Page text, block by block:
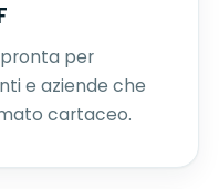
per
e aziende che
cartaceo.